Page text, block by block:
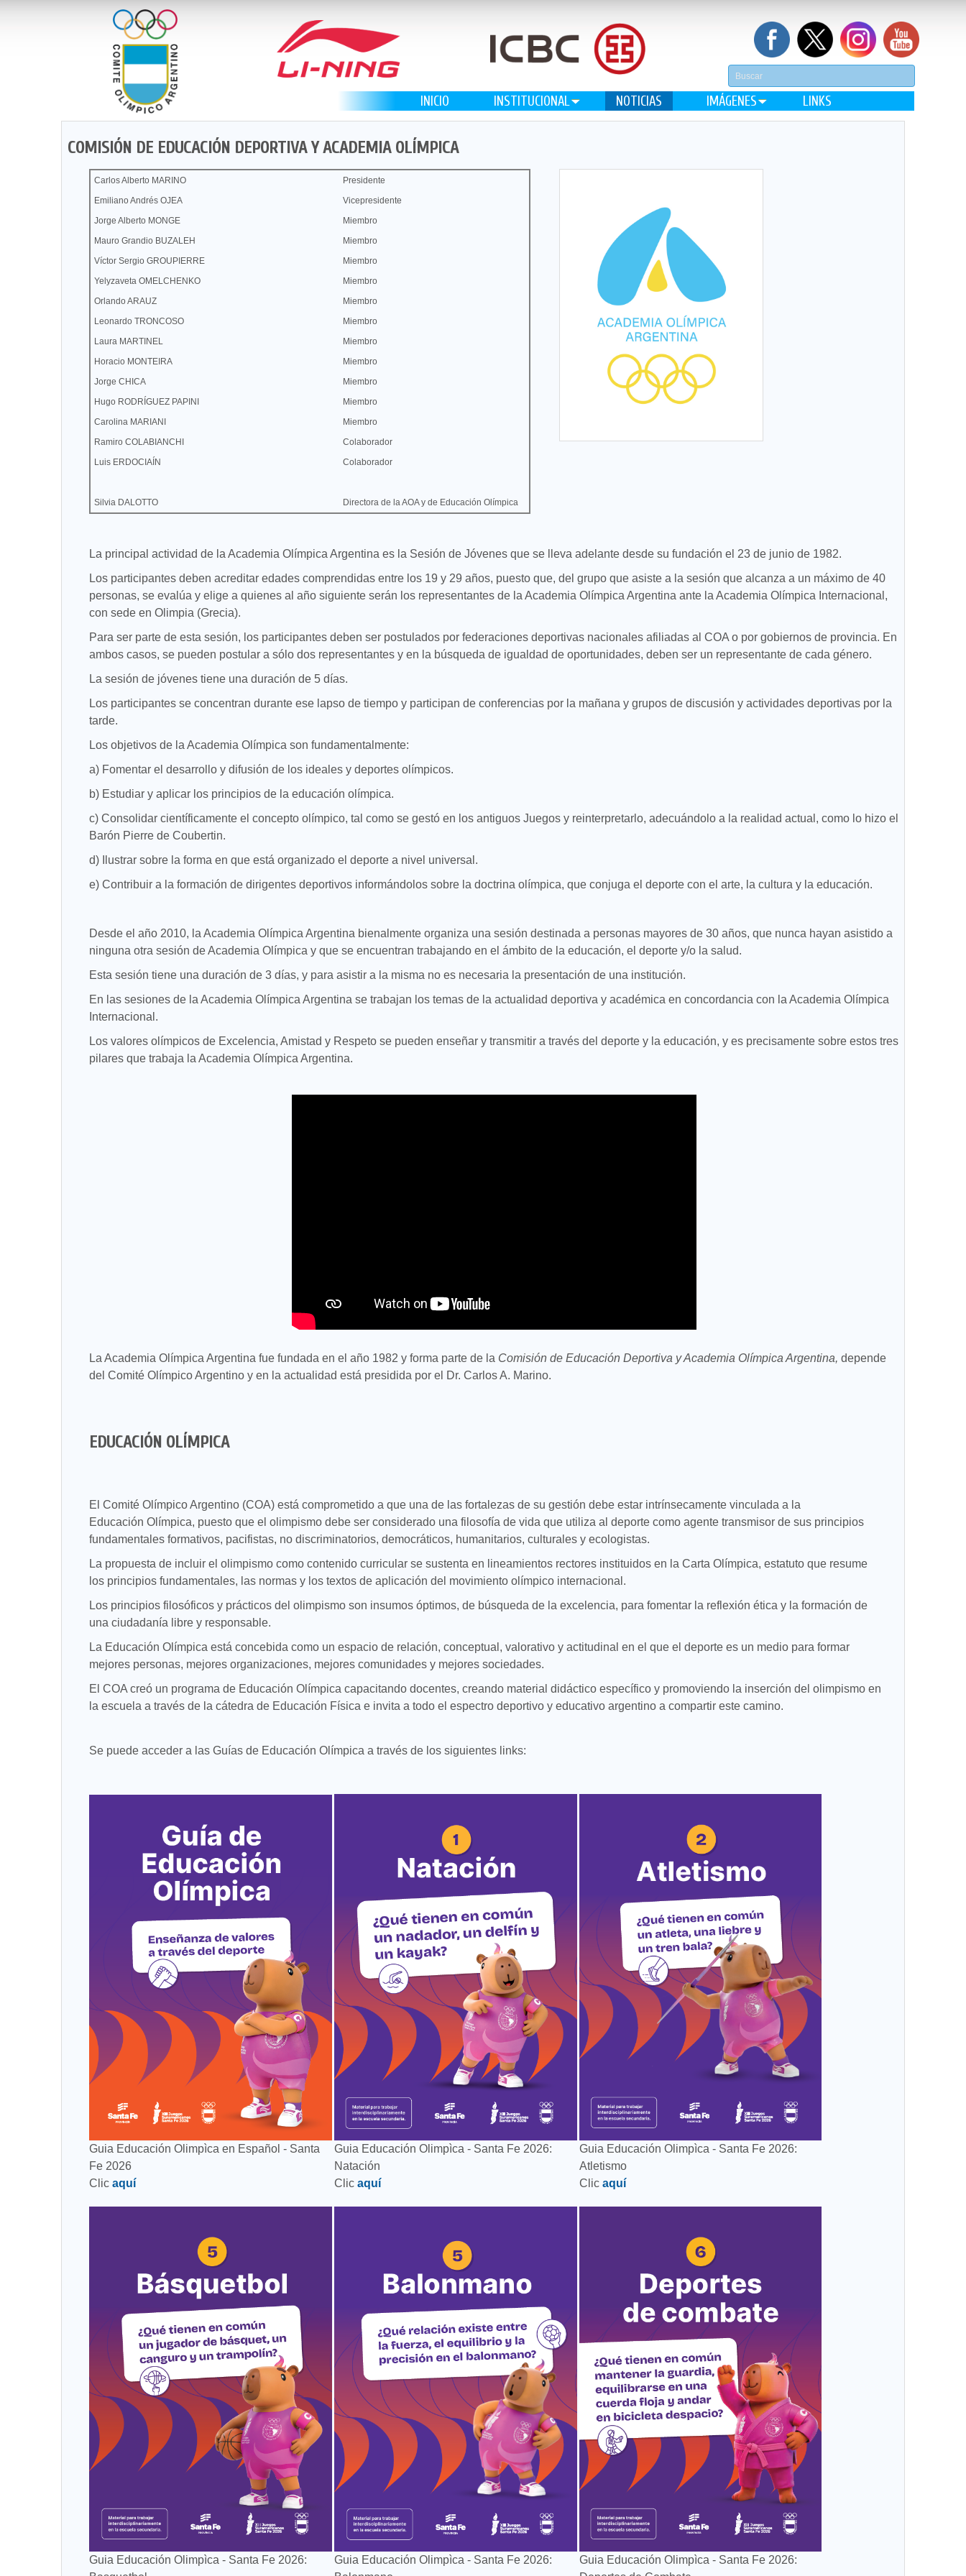
INICIO INSTITUCIONAL NOTICIAS IMÁGENES LINKS
COMISIÓN DE EDUCACIÓN DEPORTIVA Y ACADEMIA OLÍMPICA
Carlos Alberto MARINO
Presidente
Emiliano Andrés OJEA
Vicepresidente
Jorge Alberto MONGE
Miembro
Mauro Grandio BUZALEH
Miembro
Víctor Sergio GROUPIERRE
Miembro
Yelyzaveta OMELCHENKO
Miembro
Orlando ARAUZ
Miembro
Leonardo TRONCOSO
Miembro
Laura MARTINEL
Miembro
Horacio MONTEIRA
Miembro
Jorge CHICA
Miembro
Hugo RODRÍGUEZ PAPINI
Miembro
Carolina MARIANI
Miembro
Ramiro COLABIANCHI
Colaborador
Luis ERDOCIAÍN
Colaborador
Silvia DALOTTO Directora de la AOA y de Educación Olímpica
La principal actividad de la Academia Olímpica Argentina es la Sesión de Jóvenes que se lleva adelante desde su fundación el 23 de junio de 1982.
Los participantes deben acreditar edades comprendidas entre los 19 y 29 años, puesto que, del grupo que asiste a la sesión que alcanza a un máximo de 40
personas, se evalúa y elige a quienes al año siguiente serán los representantes de la Academia Olímpica Argentina ante la Academia Olímpica Internacional,
con sede en Olimpia (Grecia).
Para ser parte de esta sesión, los participantes deben ser postulados por federaciones deportivas nacionales afiliadas al COA o por gobiernos de provincia. En
ambos casos, se pueden postular a sólo dos representantes y en la búsqueda de igualdad de oportunidades, deben ser un representante de cada género.
La sesión de jóvenes tiene una duración de 5 días.
Los participantes se concentran durante ese lapso de tiempo y participan de conferencias por la mañana y grupos de discusión y actividades deportivas por la
tarde.
Los objetivos de la Academia Olímpica son fundamentalmente:
a) Fomentar el desarrollo y difusión de los ideales y deportes olímpicos.
b) Estudiar y aplicar los principios de la educación olímpica.
c) Consolidar científicamente el concepto olímpico, tal como se gestó en los antiguos Juegos y reinterpretarlo, adecuándolo a la realidad actual, como lo hizo el
Barón Pierre de Coubertin.
d) Ilustrar sobre la forma en que está organizado el deporte a nivel universal.
e) Contribuir a la formación de dirigentes deportivos informándolos sobre la doctrina olímpica, que conjuga el deporte con el arte, la cultura y la educación.
Desde el año 2010, la Academia Olímpica Argentina bienalmente organiza una sesión destinada a personas mayores de 30 años, que nunca hayan asistido a
ninguna otra sesión de Academia Olímpica y que se encuentran trabajando en el ámbito de la educación, el deporte y/o la salud.
Esta sesión tiene una duración de 3 días, y para asistir a la misma no es necesaria la presentación de una institución.
En las sesiones de la Academia Olímpica Argentina se trabajan los temas de la actualidad deportiva y académica en concordancia con la Academia Olímpica
Internacional.
Los valores olímpicos de Excelencia, Amistad y Respeto se pueden enseñar y transmitir a través del deporte y la educación, y es precisamente sobre estos tres
pilares que trabaja la Academia Olímpica Argentina.
La Academia Olímpica Argentina fue fundada en el año 1982 y forma parte de la Comisión de Educación Deportiva y Academia Olímpica Argentina, depende
del Comité Olímpico Argentino y en la actualidad está presidida por el Dr. Carlos A. Marino.
EDUCACIÓN OLÍMPICA
El Comité Olímpico Argentino (COA) está comprometido a que una de las fortalezas de su gestión debe estar intrínsecamente vinculada a la
Educación Olímpica, puesto que el olimpismo debe ser considerado una filosofía de vida que utiliza al deporte como agente transmisor de sus principios
fundamentales formativos, pacifistas, no discriminatorios, democráticos, humanitarios, culturales y ecologistas.
La propuesta de incluir el olimpismo como contenido curricular se sustenta en lineamientos rectores instituidos en la Carta Olímpica, estatuto que resume
los principios fundamentales, las normas y los textos de aplicación del movimiento olímpico internacional.
Los principios filosóficos y prácticos del olimpismo son insumos óptimos, de búsqueda de la excelencia, para fomentar la reflexión ética y la formación de
una ciudadanía libre y responsable.
La Educación Olímpica está concebida como un espacio de relación, conceptual, valorativo y actitudinal en el que el deporte es un medio para formar
mejores personas, mejores organizaciones, mejores comunidades y mejores sociedades.
El COA creó un programa de Educación Olímpica capacitando docentes, creando material didáctico específico y promoviendo la inserción del olimpismo en
la escuela a través de la cátedra de Educación Física e invita a todo el espectro deportivo y educativo argentino a compartir este camino.
Se puede acceder a las Guías de Educación Olímpica a través de los siguientes links:
Guia Educación Olimpìca en Español - Santa
Fe 2026
Clic aquí
Guia Educación Olimpìca - Santa Fe 2026:
Natación
Clic aquí
Guia Educación Olimpìca - Santa Fe 2026:
Atletismo
Clic aquí
Guia Educación Olimpìca - Santa Fe 2026:
Guia Educación Olimpìca - Santa Fe 2026:
Guia Educación Olimpìca - Santa Fe 2026: